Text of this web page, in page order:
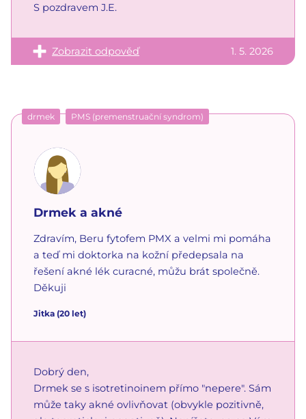
S pozdravem J.E.
Zobrazit odpověď 1. 5. 2026
drmek PMS (premenstruační syndrom)
Drmek a akné
Zdravím, Beru fytofem PMX a velmi mi pomáha
a teď mi doktorka na kožní předepsala na
řešení akné lék curacné, můžu brát společně.
Děkuji
Jitka (20 let)
Dobrý den,
Drmek se s isotretinoinem přímo "nepere". Sám
může taky akné ovlivňovat (obvykle pozitivně,